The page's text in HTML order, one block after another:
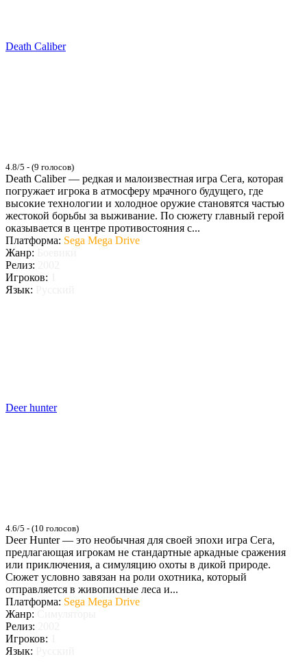
Death Caliber
4.8/5 - (9 голосов)
Death Caliber — редкая и малоизвестная игра Сега, которая
погружает игрока в атмосферу мрачного будущего, где
высокие технологии и холодное оружие становятся частью
жестокой борьбы за выживание. По сюжету главный герой
оказывается в центре противостояния с...
Платформа: Sega Mega Drive
Жанр:
Релиз:
Игроков:
Язык:
Deer hunter
4.6/5 - (10 голосов)
Deer Hunter — это необычная для своей эпохи игра Сега,
предлагающая игрокам не стандартные аркадные сражения
или приключения, а симуляцию охоты в дикой природе.
Сюжет условно завязан на роли охотника, который
отправляется в живописные леса и...
Платформа: Sega Mega Drive
Жанр:
Релиз:
Игроков:
Язык: